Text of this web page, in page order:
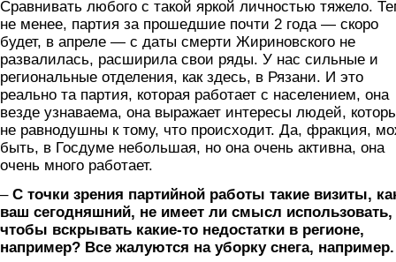
Сравнивать любого с такой яркой личностью тяжело.
не менее, партия за прошедшие почти 2 года — скоро
будет, в апреле — с даты смерти Жириновского не
развалилась, расширила свои ряды. У нас сильные и
региональные отделения, как здесь, в Рязани. И это
реально та партия, которая работает с населением, она
везде узнаваема, она выражает интересы людей,
не равнодушны к тому, что происходит. Да, фракция,
быть, в Госдуме небольшая, но она очень активна, она
очень много работает.
– С точки зрения партийной работы такие визиты,
ваш сегодняшний, не имеет ли смысл использовать,
чтобы вскрывать какие-то недостатки в регионе,
например? Все жалуются на уборку снега, например.